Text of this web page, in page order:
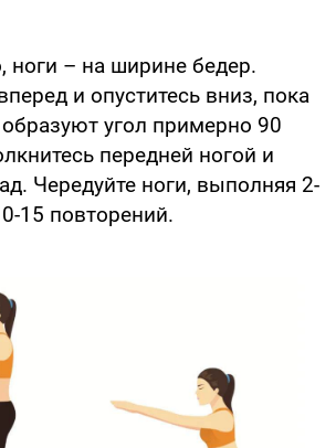
ноги – на ширине бедер.
и опуститесь вниз, пока
угол примерно 90
передней ногой и
Чередуйте ноги, выполняя 2-
15 повторений.